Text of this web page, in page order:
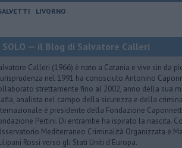
LIVORNO
SOLO — il Blog di Salvatore Calleri
Calleri (1966) è nato a Catania e vive sin da
nel 1991 ha conosciuto Antonino
strettamente fino al 2002, anno della sua
analista nel campo della sicurezza e della
è presidente della Fondazione
Pertini. Di entrambe ha ispirato la nascita.
Mediterraneo Criminalità Organizzata e
Rossi verso gli Stati Uniti d'Europa.